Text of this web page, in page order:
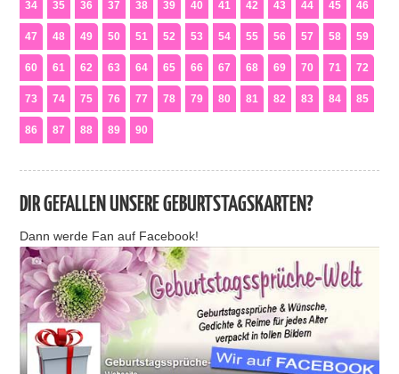
34 35 36 37 38 39 40 41 42 43 44 45 46
47 48 49 50 51 52 53 54 55 56 57 58 59
60 61 62 63 64 65 66 67 68 69 70 71 72
73 74 75 76 77 78 79 80 81 82 83 84 85
86 87 88 89 90
DIR GEFALLEN UNSERE GEBURTSTAGSKARTEN?
Dann werde Fan auf Facebook!